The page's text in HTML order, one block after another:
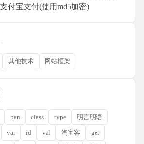
付宝支付(使用md5加密)
其他技术 网站框架
pan class type 明言明语
var id val 淘宝客 get